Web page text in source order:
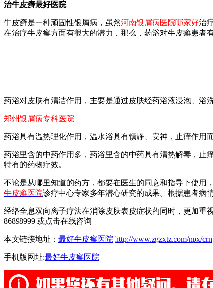
治牛皮癣最好医院
牛皮癣是一种顽固性银屑病，虽然河南银屑病医院哪家好治
在治疗牛皮癣方面有很大的潜力，那么，药浴对牛皮癣患者
药浴对皮肤有清洁作用，主要是通过皮肤经药浴液浸泡、浴
郑州银屑病专科医院
药浴具有温热理化作用，温水浴具有镇静、安神，止痒作用
药浴里含的中药作用多，药浴里含的中药具有清热解毒，止
特有的药物疗效。
不论是从哪里知道的药方，都要在医生的同意和指导下使
牛皮癣医院诊疗中心专家多年潜心研究的成果。根据患者病
经络全息双向离子疗法在消除皮肤表皮症状的同时，更加重
86898999 或点击在线咨询
本文链接地址： 最好牛皮癣医院 http://www.zgzxtz.com/npx/
手机版网址:最好牛皮癣医院